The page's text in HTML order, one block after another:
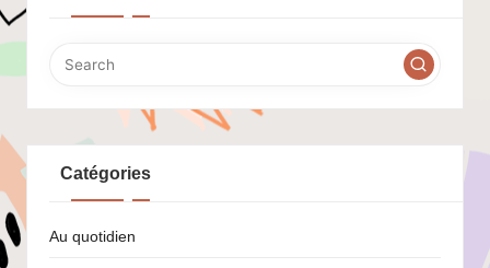
Catégories
Au quotidien